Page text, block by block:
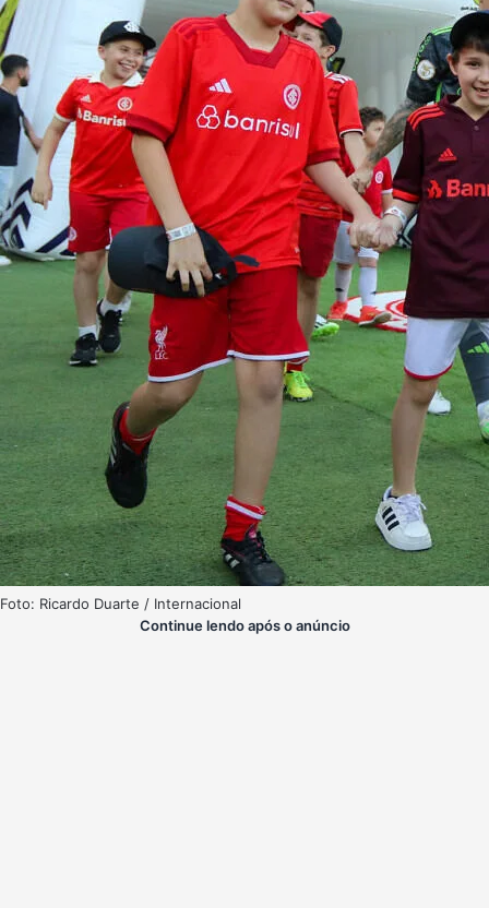
Foto: Ricardo Duarte / Internacional
Continue lendo após o anúncio